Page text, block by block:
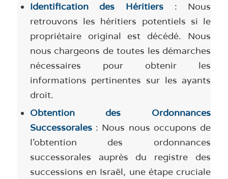
Identification des Héritiers : Nous
retrouvons les héritiers potentiels si le
propriétaire original est décédé. Nous
nous chargeons de toutes les démarches
nécessaires pour obtenir les
informations pertinentes sur les ayants
droit.
Obtention des Ordonnances
Successorales: Nous nous occupons de
l’obtention des ordonnances
successorales auprès du registre des
successions en Israël, une étape cruciale